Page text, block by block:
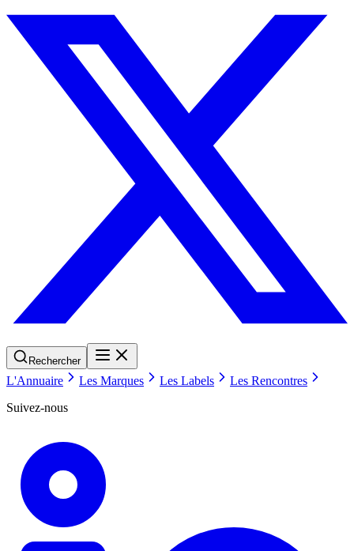
Rechercher
L'Annuaire Les Marques Les Labels
Les Rencontres
Suivez-nous